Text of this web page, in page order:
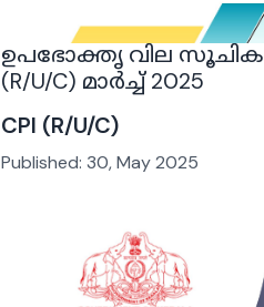
ഉപഭോക്തൃ വില സൂചിക
(R/U/C) മാർച്ച് 2025
CPI (R/U/C)
Published: 30, May 2025